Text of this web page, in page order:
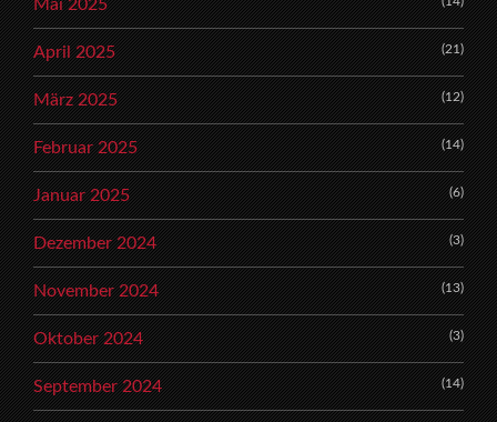
Mai 2025
April 2025 (21)
März 2025 (12)
Februar 2025 (14)
Januar 2025 (6)
Dezember 2024 (3)
November 2024 (13)
Oktober 2024 (3)
September 2024 (14)